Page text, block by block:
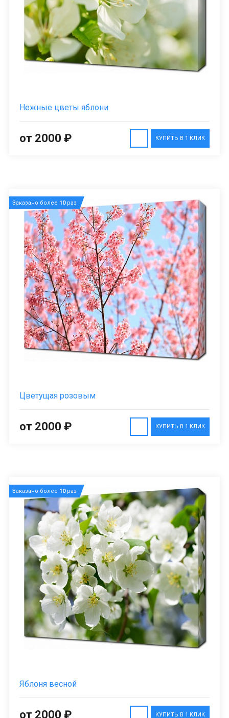
Нежные цветы яблони
КУПИТЬ В 1 КЛИК
от 2000 ₽
Заказано более 10раз
Цветущая розовым
КУПИТЬ В 1 КЛИК
от 2000 ₽
Заказано более 10раз
Яблоня весной
КУПИТЬ В 1 КЛИК
от 2000 ₽